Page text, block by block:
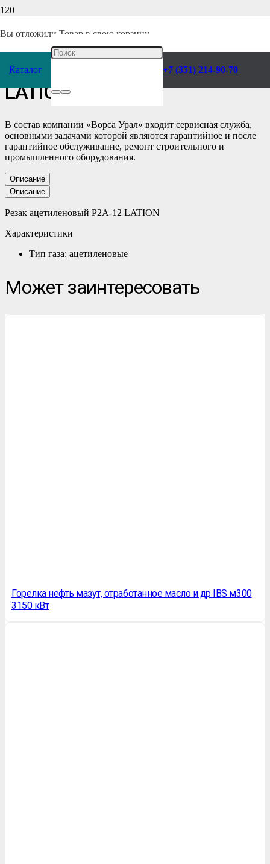
Вы отложили Товар в свою корзину.
Каталог +7 (351) 214-90-70
оборудование/Резаки/Ацетиленовые/
Резак ацетиленовый Р2А-12
LATION
В состав компании «Ворса Урал» входит сервисная служба,
основными задачами которой являются гарантийное и после
гарантийное обслуживание, ремонт строительного и
промышленного оборудования.
Описание
Описание
Резак ацетиленовый Р2А-12 LATION
Характеристики
Тип газа: ацетиленовые
Может заинтересовать
Горелка нефть мазут, отработанное масло и др IBS м300
3150 кВт